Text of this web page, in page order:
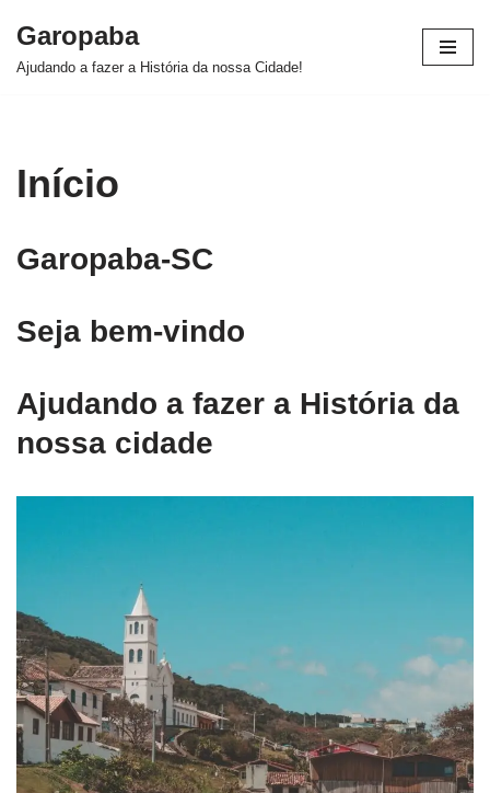
Pular
Garopaba
Ajudando a fazer a História da nossa Cidade!
Início
Garopaba-SC
Seja bem-vindo
Ajudando a fazer a História da
nossa cidade